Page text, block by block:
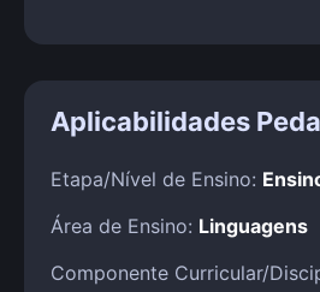
Aplicabilidades
Etapa/Nível de Ensino:
Área de Ensino: Linguagens
Componente Curricular/